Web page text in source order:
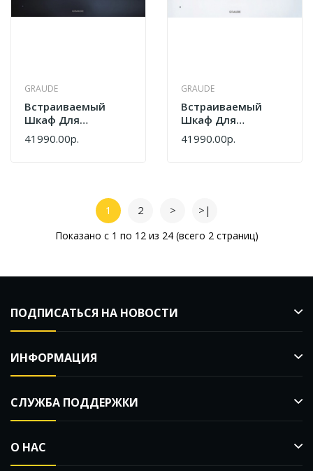
GRAUDE
Встраиваемый
Шкаф Для
Подогрева Посуды
Graude WS 14.0 S
41990.00р.
GRAUDE
Встраиваемый
Шкаф Для
Подогрева Посуды
Graude WS 14.0 W
41990.00р.
1 2 > >|
Показано с 1 по 12 из 24 (всего 2 страниц)
ПОДПИСАТЬСЯ НА НОВОСТИ
ИНФОРМАЦИЯ
СЛУЖБА ПОДДЕРЖКИ
О НАС